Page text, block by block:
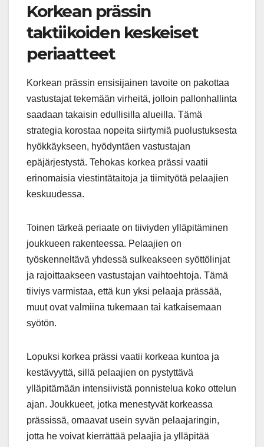
Korkean prässin
taktiikoiden keskeiset
periaatteet
Korkean prässin ensisijainen tavoite on pakottaa
vastustajat tekemään virheitä, jolloin pallonhallinta
saadaan takaisin edullisilla alueilla. Tämä
strategia korostaa nopeita siirtymiä puolustuksesta
hyökkäykseen, hyödyntäen vastustajan
epäjärjestystä. Tehokas korkea prässi vaatii
erinomaisia viestintätaitoja ja tiimityötä pelaajien
keskuudessa.
Toinen tärkeä periaate on tiiviyden ylläpitäminen
joukkueen rakenteessa. Pelaajien on
työskenneltävä yhdessä sulkeakseen syöttölinjat
ja rajoittaakseen vastustajan vaihtoehtoja. Tämä
tiiviys varmistaa, että kun yksi pelaaja prässää,
muut ovat valmiina tukemaan tai katkaisemaan
syötön.
Lopuksi korkea prässi vaatii korkeaa kuntoa ja
kestävyyttä, sillä pelaajien on pystyttävä
ylläpitämään intensiivistä ponnistelua koko ottelun
ajan. Joukkueet, jotka menestyvät korkeassa
prässissä, omaavat usein syvän pelaajaringin,
jotta he voivat kierrättää pelaajia ja ylläpitää